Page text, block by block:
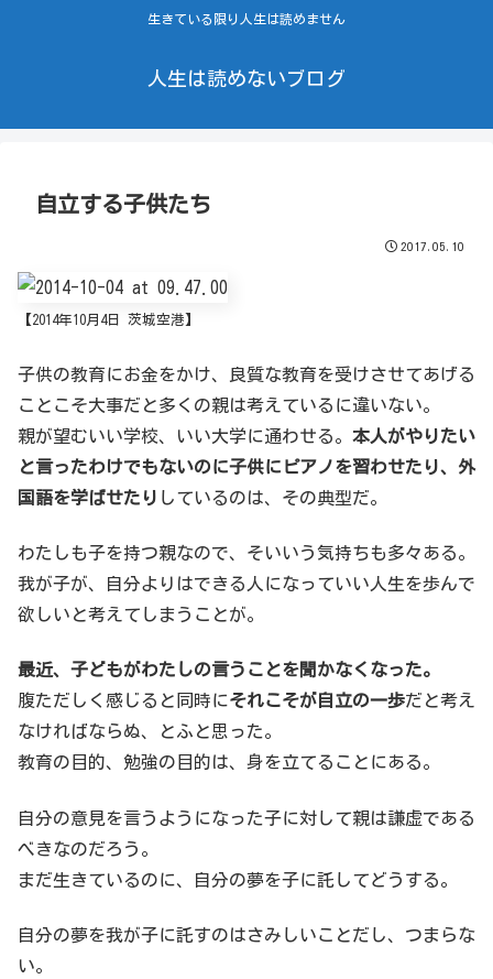
生きている限り人生は読めません
人生は読めないブログ
自立する子供たち
2017.05.10
【2014年10月4日 茨城空港】
子供の教育にお金をかけ、良質な教育を受けさせてあげる
ことこそ大事だと多くの親は考えているに違いない。
親が望むいい学校、いい大学に通わせる。 本人がやりたい
と言ったわけでもないのに子供にピアノを習わせたり、外
国語を学ばせたり しているのは、その典型だ。
わたしも子を持つ親なので、そいいう気持ちも多々ある。
我が子が、自分よりはできる人になっていい人生を歩んで
欲しいと考えてしまうことが。
最近、子どもがわたしの言うことを聞かなくなった。
腹ただしく感じると同時にそれこそが自立の一歩だと考え
なければならぬ、とふと思った。
教育の目的、勉強の目的は、身を立てることにある。
自分の意見を言うようになった子に対して親は謙虚である
べきなのだろう。
まだ生きているのに、自分の夢を子に託してどうする。
自分の夢を我が子に託すのはさみしいことだし、つまらな
い。